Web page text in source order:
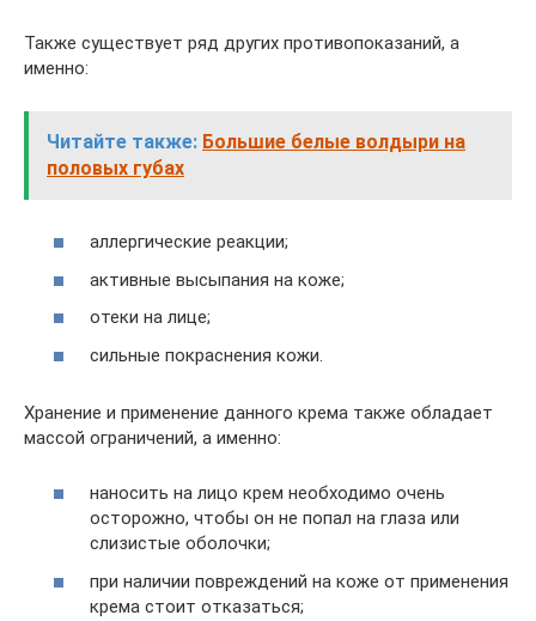
Также существует ряд других противопоказаний, а
именно:
Читайте также: Большие белые волдыри на
половых губах
аллергические реакции;
активные высыпания на коже;
отеки на лице;
сильные покраснения кожи.
Хранение и применение данного крема также обладает
массой ограничений, а именно:
наносить на лицо крем необходимо очень
осторожно, чтобы он не попал на глаза или
слизистые оболочки;
при наличии повреждений на коже от применения
крема стоит отказаться;